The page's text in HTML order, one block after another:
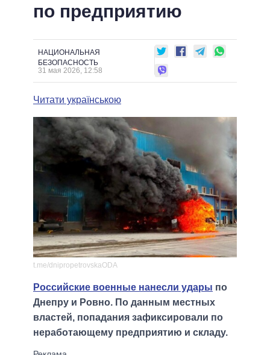
ОБЗОРЫ
ПРЕЗИДЕНТ И ОФИС
ГЛАВЫ ОБЛАДМИНИСТРАЦИЙ
МЭРЫ
ВСЕ ПЕРСОНЫ
ВИДЕО
ПОДДЕРЖАТЬ
СРАВНЕНИЕ ПОЛИТИКОВ
по предприятию
НАЦИОНАЛЬНАЯ
БЕЗОПАСНОСТЬ
31 мая 2026, 12:58
Читати українською
t.me/dnipropetrovskaODA
Российские военные нанесли удары по
Днепру и Ровно. По данным местных
властей, попадания зафиксировали по
неработающему предприятию и складу.